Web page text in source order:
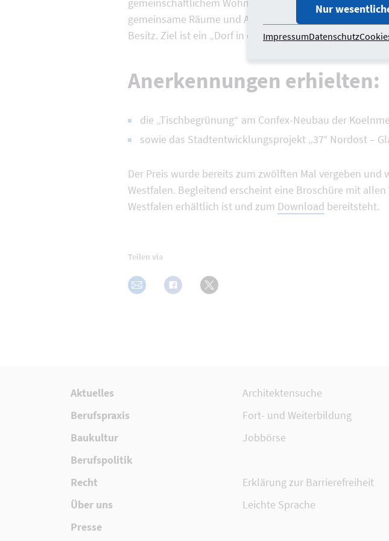
gemeinsame Räume und Aktivitäten entsteht eine
Besitz. Ziel ist ein „Dorf in der Stadt“, bei dem das
Anerkennungen erhielten:
die „Tischbegrünung“ am Confex-Neubau der
sowie das Stadtentwicklungsprojekt „37° Nordost –
Der Preis wurde bereits zum zwölften Mal vergeben
Westfalen. Begleitend erscheint eine Broschüre mit
Westfalen erhältlich ist und zum Download bereitsteht.
Teilen via
Aktuelles
Berufspraxis
Baukultur
Berufspolitik
Recht
Über uns
Presse
Architektensuche
Fort- und Weiterbildung
Jobbörse
Erklärung zur Barrierefreiheit
Leichte Sprache
Nur
ImpressumDatenschutz